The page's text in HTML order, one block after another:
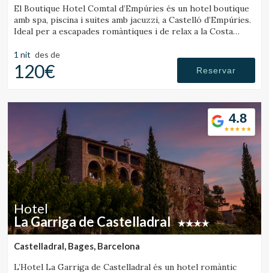
El Boutique Hotel Comtal d’Empúries és un hotel boutique
amb spa, piscina i suites amb jacuzzi, a Castelló d’Empúries.
Ideal per a escapades romàntiques i de relax a la Costa
1 nit des de
120€ Reservar
4.8
Hotel
La Garriga de Castelladral
Castelladral, Bages, Barcelona
L’Hotel La Garriga de Castelladral és un hotel romàntic